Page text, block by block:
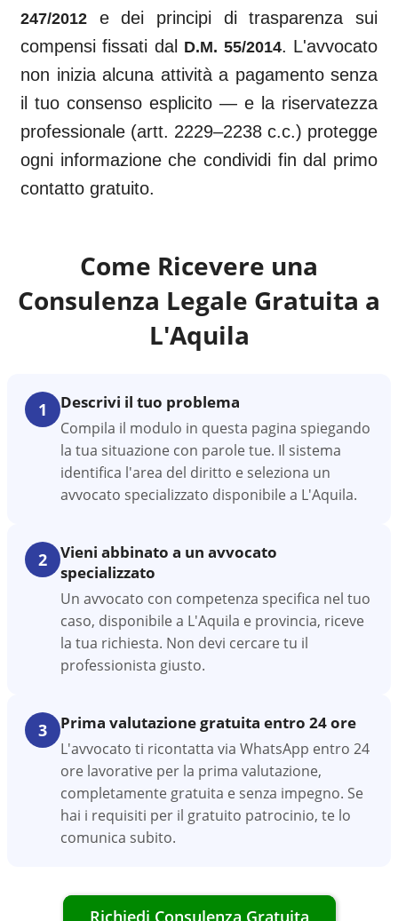
247/2012 e dei principi di trasparenza sui
compensi fissati dal D.M. 55/2014. L'avvocato
non inizia alcuna attività a pagamento senza
il tuo consenso esplicito — e la riservatezza
professionale (artt. 2229–2238 c.c.) protegge
ogni informazione che condividi fin dal primo
contatto gratuito.
Come Ricevere una
Consulenza Legale Gratuita a
L'Aquila
1 Descrivi il tuo problema
Compila il modulo in questa pagina spiegando
la tua situazione con parole tue. Il sistema
identifica l'area del diritto e seleziona un
avvocato specializzato disponibile a L'Aquila.
2
Vieni abbinato a un avvocato
specializzato
Un avvocato con competenza specifica nel tuo
caso, disponibile a L'Aquila e provincia, riceve
la tua richiesta. Non devi cercare tu il
professionista giusto.
3 Prima valutazione gratuita entro 24 ore
L'avvocato ti ricontatta via WhatsApp entro 24
ore lavorative per la prima valutazione,
completamente gratuita e senza impegno. Se
hai i requisiti per il gratuito patrocinio, te lo
comunica subito.
Richiedi Consulenza Gratuita